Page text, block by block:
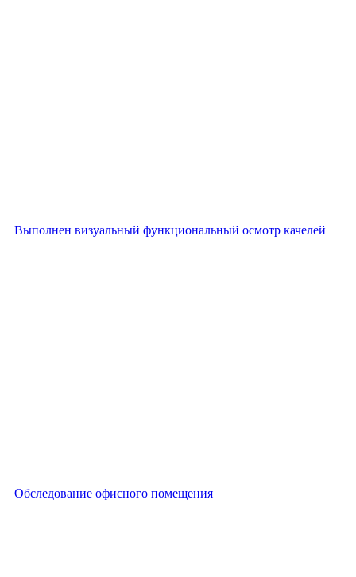
Выполнен визуальный функциональный осмотр качелей
Обследование офисного помещения